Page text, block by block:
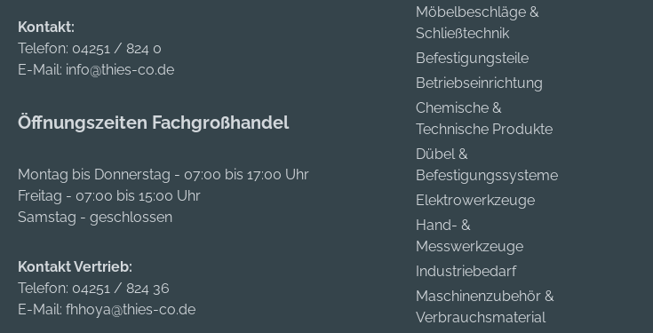
Kontakt:
Telefon: 04251 / 824 0
E-Mail: info@thies-co.de
Öffnungszeiten Fachgroßhandel
Montag bis Donnerstag - 07:00 bis 17:00 Uhr
Freitag - 07:00 bis 15:00 Uhr
Samstag - geschlossen
Kontakt Vertrieb:
Telefon: 04251 / 824 36
E-Mail: fhhoya@thies-co.de
Möbelbeschläge &
Schließtechnik
Befestigungsteile
Betriebseinrichtung
Chemische &
Technische Produkte
Dübel &
Befestigungssysteme
Elektrowerkzeuge
Hand- &
Messwerkzeuge
Industriebedarf
Maschinenzubehör &
Verbrauchsmaterial